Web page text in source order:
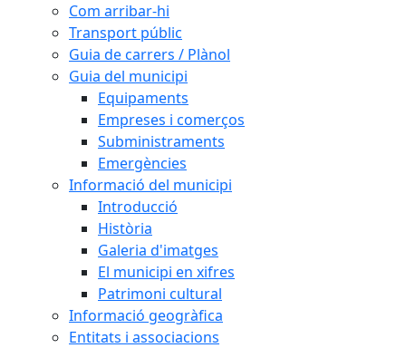
Com arribar-hi
Transport públic
Guia de carrers / Plànol
Guia del municipi
Equipaments
Empreses i comerços
Subministraments
Emergències
Informació del municipi
Introducció
Història
Galeria d'imatges
El municipi en xifres
Patrimoni cultural
Informació geogràfica
Entitats i associacions